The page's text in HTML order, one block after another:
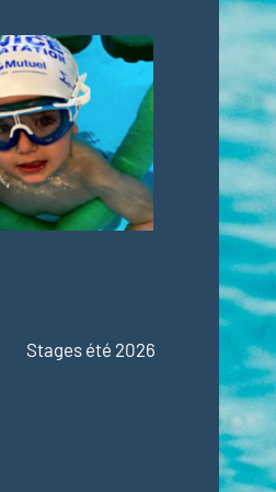
Stages été 2026